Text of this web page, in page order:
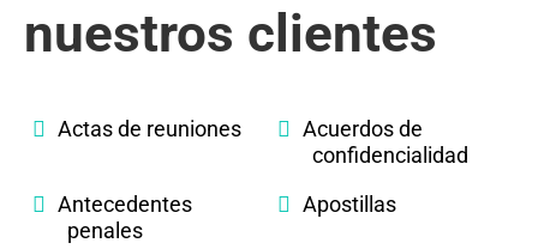
nuestros clientes
Actas de reuniones
Acuerdos de
confidencialidad
Antecedentes
penales
Apostillas